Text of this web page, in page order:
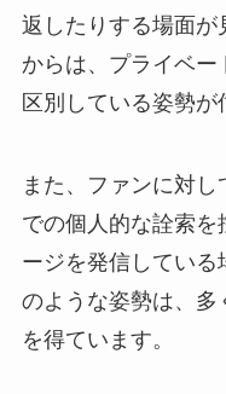
返したりする場面
からは、プライベー
区別している姿勢が
また、ファンに対
での個人的な詮索を
ージを発信している
のような姿勢は、
を得ています。